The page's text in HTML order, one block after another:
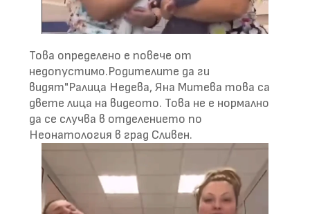
Това определено е повече от
недопустимо.Родителите да ги
видят"Ралица Недева, Яна Митева това са
двете лица на видеото. Това не е нормално
да се случва в отделението по
Неонатология в град Сливен.